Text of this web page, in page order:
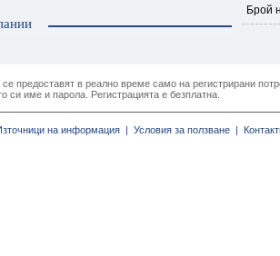
Брой
предоставят в реално време само на регистрирани
си име и парола. Регистрацията е безплатна.
на информация | Условия за ползване |